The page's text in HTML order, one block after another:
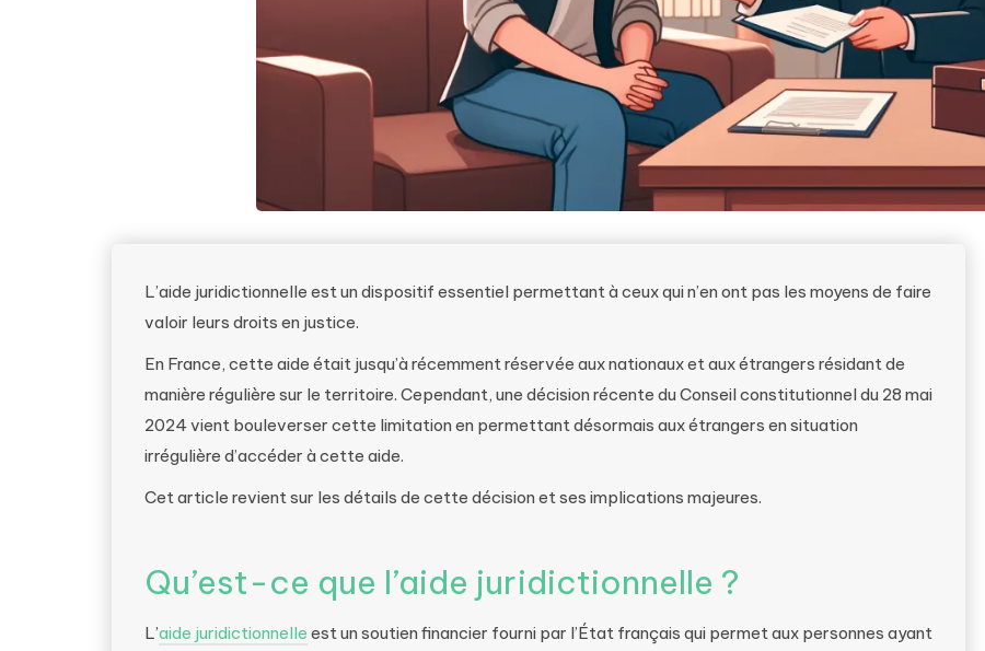
L’aide juridictionnelle est un dispositif essentiel permettant à ceux qui n’en ont pas les moyens de faire
valoir leurs droits en justice.
En France, cette aide était jusqu’à récemment réservée aux nationaux et aux étrangers résidant de
manière régulière sur le territoire. Cependant, une décision récente du Conseil constitutionnel du 28 mai
2024 vient bouleverser cette limitation en permettant désormais aux étrangers en situation
irrégulière d’accéder à cette aide.
Cet article revient sur les détails de cette décision et ses implications majeures.
Qu’est-ce que l’aide juridictionnelle ?
L’aide juridictionnelle est un soutien financier fourni par l’État français qui permet aux personnes ayant